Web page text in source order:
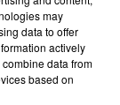
may
data to offer
actively
data from
based on